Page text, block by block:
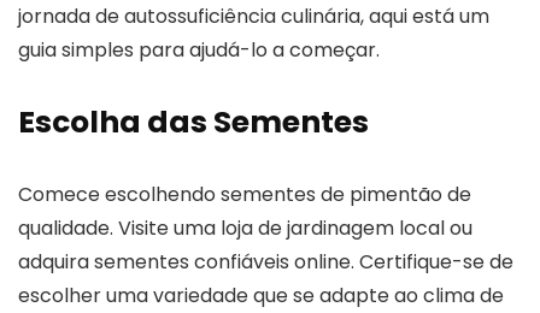
jornada de autossuficiência culinária, aqui está um
guia simples para ajudá-lo a começar.
Escolha das Sementes
Comece escolhendo sementes de pimentão de
qualidade. Visite uma loja de jardinagem local ou
adquira sementes confiáveis online. Certifique-se de
escolher uma variedade que se adapte ao clima de